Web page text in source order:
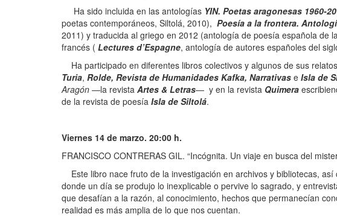
Ha sido incluida en las antologías YIN. Poetas aragonesas 1960-
poetas contemporáneos, Siltolá, 2010), Poesía a la frontera.
2011) y traducida al griego en 2012 (antología de poesía española de
francés ( Lectures d’Espagne, antología de autores españoles del
Ha participado en diferentes libros colectivos y algunos de sus
Turia, Rolde, Revista de Humanidades Kafka, Narrativas e Isla de
Aragón —la revista Artes & Letras— y en la revista Quimera
de la revista de poesía Isla de Siltolá.
Viernes 14 de marzo. 20:00 h.
FRANCISCO CONTRERAS GIL. “Incógnita. Un viaje en busca del
Este libro nace fruto de la investigación en archivos y bibliotecas,
donde un día se produjo lo inexplicable o pervive lo sagrado, y
que desafían a la razón, al conocimiento, hechos que permanecían
realidad es más amplia de lo que nos cuentan.